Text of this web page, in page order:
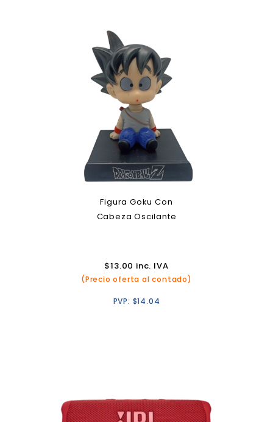
Figura Goku Con
Cabeza Oscilante
$13.00 inc. IVA
(Precio oferta al contado)
PVP: $14.04